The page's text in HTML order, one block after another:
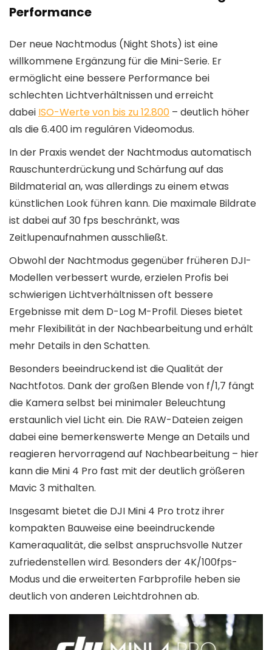
Performance
Der neue Nachtmodus (Night Shots) ist eine
willkommene Ergänzung für die Mini-Serie. Er
ermöglicht eine bessere Performance bei
schlechten Lichtverhältnissen und erreicht
dabei ISO-Werte von bis zu 12.800 – deutlich höher
als die 6.400 im regulären Videomodus.
In der Praxis wendet der Nachtmodus automatisch
Rauschunterdrückung und Schärfung auf das
Bildmaterial an, was allerdings zu einem etwas
künstlichen Look führen kann. Die maximale Bildrate
ist dabei auf 30 fps beschränkt, was
Zeitlupenaufnahmen ausschließt.
Obwohl der Nachtmodus gegenüber früheren DJI-
Modellen verbessert wurde, erzielen Profis bei
schwierigen Lichtverhältnissen oft bessere
Ergebnisse mit dem D-Log M-Profil. Dieses bietet
mehr Flexibilität in der Nachbearbeitung und erhält
mehr Details in den Schatten.
Besonders beeindruckend ist die Qualität der
Nachtfotos. Dank der großen Blende von f/1,7 fängt
die Kamera selbst bei minimaler Beleuchtung
erstaunlich viel Licht ein. Die RAW-Dateien zeigen
dabei eine bemerkenswerte Menge an Details und
reagieren hervorragend auf Nachbearbeitung – hier
kann die Mini 4 Pro fast mit der deutlich größeren
Mavic 3 mithalten.
Insgesamt bietet die DJI Mini 4 Pro trotz ihrer
kompakten Bauweise eine beeindruckende
Kameraqualität, die selbst anspruchsvolle Nutzer
zufriedenstellen wird. Besonders der 4K/100fps-
Modus und die erweiterten Farbprofile heben sie
deutlich von anderen Leichtdrohnen ab.